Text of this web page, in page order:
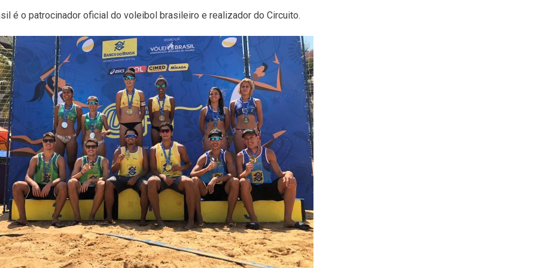
é o patrocinador oficial do voleibol brasileiro e realizador do Circuito.